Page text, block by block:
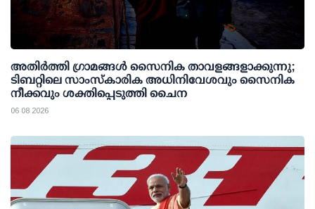
അതിര്‍ത്തി ഗ്രാമങ്ങള്‍ സൈനിക താവളങ്ങളാക്കുന്നു;
ടിബറ്റിലെ സാംസ്‌കാരിക അധിനിവേശവും സൈനിക
നീക്കവും ശക്തിപ്പെടുത്തി ചൈന
06 08 2026